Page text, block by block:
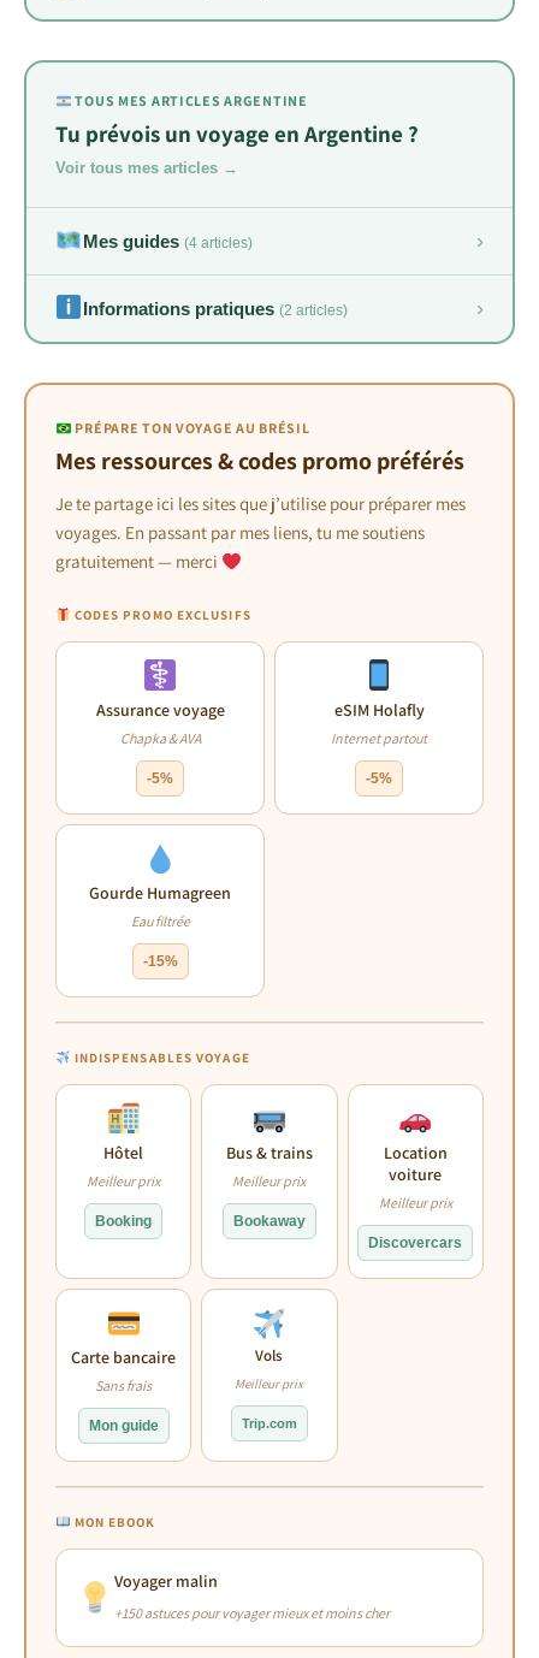
TOUS MES ARTICLES ARGENTINE
Tu prévois un voyage en Argentine ?
Voir tous mes articles →
Mes guides (4 articles) ›
Informations pratiques (2 articles) ›
PRÉPARE TON VOYAGE AU BRÉSIL
Mes ressources & codes promo préférés
Je te partage ici les sites que j’utilise pour préparer mes
voyages. En passant par mes liens, tu me soutiens
gratuitement — merci
CODES PROMO EXCLUSIFS
Assurance voyage
Chapka & AVA
-5%
eSIM Holafly
Internet partout
-5%
Gourde Humagreen
Eau filtrée
-15%
INDISPENSABLES VOYAGE
Hôtel
Meilleur prix
Booking
Bus & trains
Meilleur prix
Bookaway
Location
voiture
Meilleur prix
Discovercars
Carte bancaire
Sans frais
Mon guide
Vols
Meilleur prix
Trip.com
MON EBOOK
Voyager malin
+150 astuces pour voyager mieux et moins cher